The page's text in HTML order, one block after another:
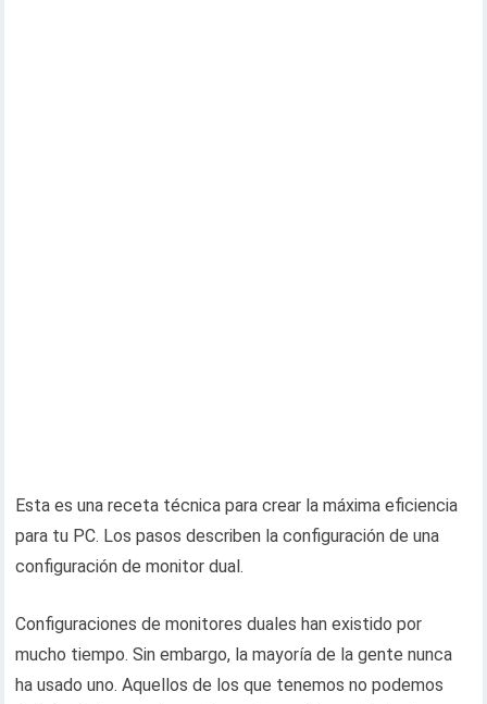
Esta es una receta técnica para crear la máxima eficiencia
para tu PC. Los pasos describen la configuración de una
configuración de monitor dual.
Configuraciones de monitores duales han existido por
mucho tiempo. Sin embargo, la mayoría de la gente nunca
ha usado uno. Aquellos de los que tenemos no podemos